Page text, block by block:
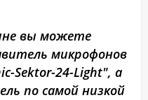
вы можете
микрофонов
Sektor-24-Light", а
по самой низкой